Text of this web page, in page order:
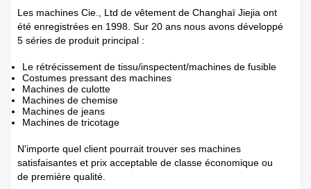
Les machines Cie., Ltd de vêtement de Changhaï Jiejia ont
été enregistrées en 1998. Sur 20 ans nous avons développé
5 séries de produit principal :
Le rétrécissement de tissu/inspectent/machines de fusible
Costumes pressant des machines
Machines de culotte
Machines de chemise
Machines de jeans
Machines de tricotage
N'importe quel client pourrait trouver ses machines
satisfaisantes et prix acceptable de classe économique ou
de première qualité.